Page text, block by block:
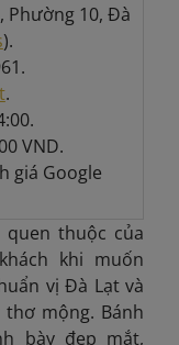
Phường 10, Đà
).
.
VND.
giá Google
thuộc của
khi muốn
vị Đà Lạt và
mộng. Bánh
bày đẹp mắt,